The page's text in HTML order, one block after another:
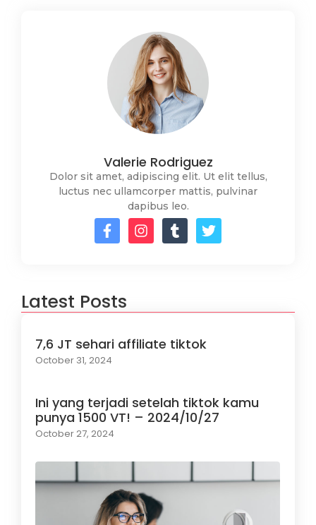
Valerie Rodriguez
Dolor sit amet, adipiscing elit. Ut elit tellus,
luctus nec ullamcorper mattis, pulvinar
dapibus leo.
Latest Posts
7,6 JT sehari affiliate tiktok
October 31, 2024
Ini yang terjadi setelah tiktok kamu
punya 1500 VT! – 2024/10/27
October 27, 2024